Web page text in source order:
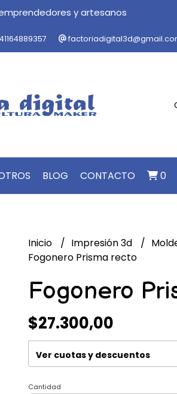
y artesanos
BLOG CONTACTO 0
Inicio Impresión 3d
Fogonero Prisma recto
Fogonero
$27.300,00
Ver cuotas y descuentos
Cantidad